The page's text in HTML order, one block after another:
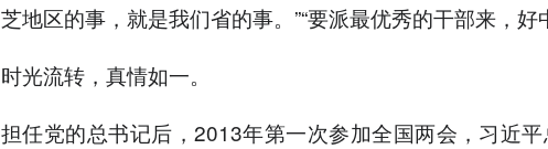
芝地区的事，就是我们省的事。”“要派最优秀的干部来，好
时光流转，真情如一。
担任党的总书记后，2013年第一次参加全国两会，习近